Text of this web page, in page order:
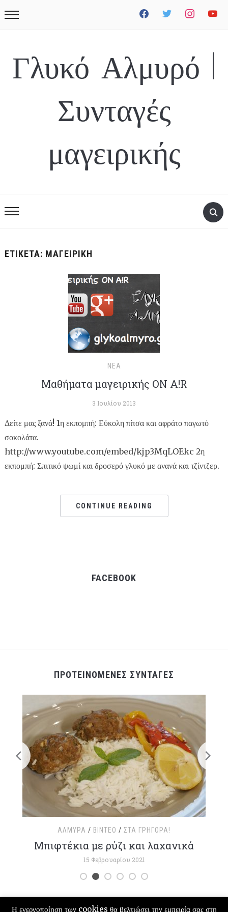
facebook twitter instagramyoutube
Γλυκό Αλμυρό |
Συνταγές
μαγειρικής
ΕΤΙΚΈΤΑ: ΜΑΓΕΙΡΙΚΉ
ΝΈΑ
Μαθήματα μαγειρικής ON A!R
3 Ιουλίου 2013
Δείτε μας ξανά! 1η εκπομπή: Εύκολη πίτσα και αφράτο παγωτό
σοκολάτα.
http://www.youtube.com/embed/kjp3MqLOEkc 2η
εκπομπή: Σπιτικό ψωμί και δροσερό γλυκό με ανανά και τζίντζερ.
CONTINUE READING
FACEBOOK
ΠΡΟΤΕΙΝΟΜΕΝΕΣ ΣΥΝΤΑΓΕΣ
ΑΛΜΥΡΆ / ΒΊΝΤΕΟ / ΣΤΑ ΓΡΉΓΟΡΑ!
Μπιφτέκια με ρύζι και λαχανικά
15 Φεβρουαρίου 2021
Η ενεργοποίηση των cookies θα βελτιώσει την εμπειρία σας στη